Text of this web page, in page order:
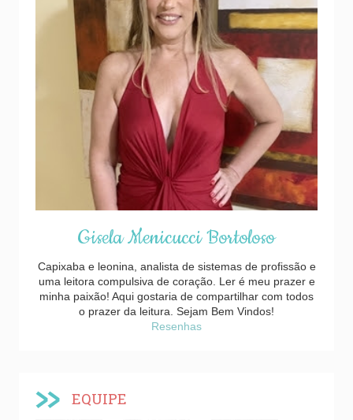
Gisela Menicucci Bortoloso
Capixaba e leonina, analista de sistemas de profissão e
uma leitora compulsiva de coração. Ler é meu prazer e
minha paixão! Aqui gostaria de compartilhar com todos
o prazer da leitura. Sejam Bem Vindos!
Resenhas
EQUIPE